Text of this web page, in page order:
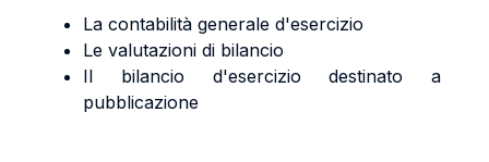
La contabilità generale d'esercizio
Le valutazioni di bilancio
Il bilancio d'esercizio destinato a
pubblicazione